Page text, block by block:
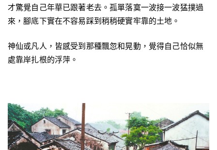
才驚覺自己年華已跟著老去。孤單落寞一波接一波猛撲過
來，腳底下實在不容易踩到稍稍硬實牢靠的土地。
神仙或凡人，皆感受到那種飄忽和晃動，覺得自己恰似無
處靠岸扎根的浮萍。